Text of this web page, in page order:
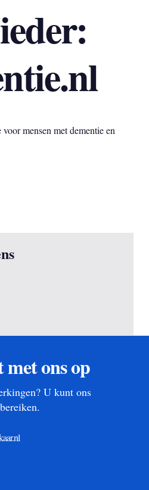
mensen met dementie en
met ons op
U kunt ons